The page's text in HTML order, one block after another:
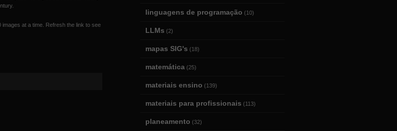
at a time. Refresh the link to see
linguagens de programação (10)
LLMs (2)
mapas SIG's (18)
matemática (25)
materiais ensino (139)
materiais para profissionais (113)
planeamento (32)